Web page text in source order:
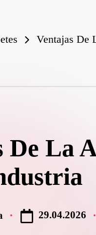
Ventajas De
De La
29.04.2026